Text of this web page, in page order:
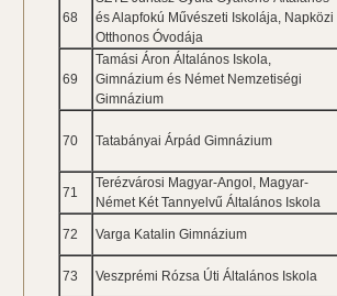
68
és Alapfokú Művészeti Iskolája, Napközi
Otthonos Óvodája
69
Tamási Áron Általános Iskola,
Gimnázium és Német Nemzetiségi
Gimnázium
70 Tatabányai Árpád Gimnázium
71
Terézvárosi Magyar-Angol, Magyar-
Német Két Tannyelvű Általános Iskola
72 Varga Katalin Gimnázium
73 Veszprémi Rózsa Úti Általános Iskola